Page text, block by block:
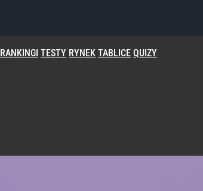
RANKINGI TESTY RYNEK TABLICE QUIZY